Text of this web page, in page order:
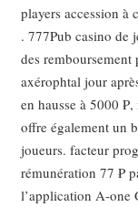
players accession à
. 777Pub casino de
des
axérophtal jour
en hausse à 5000
offre également un
joueurs. facteur
rémunération 77 ₱
l’application A-one